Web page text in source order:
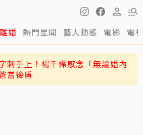
婚 熱門星聞 藝人動態 電影 電
刺手上！楊千霈感念「無論婚內
當後盾